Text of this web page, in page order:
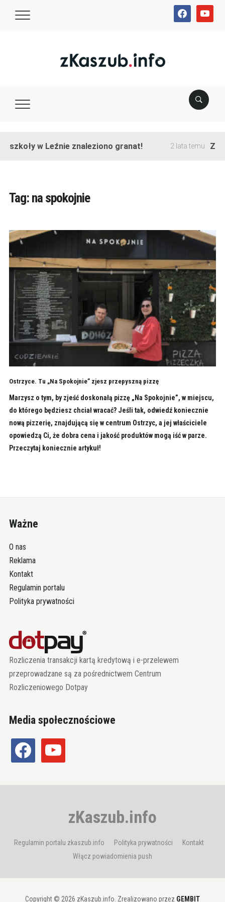
facebookyoutube
szkoły w Leźnie znaleziono granat! 2 lata temu
Tag: na spokojnie
Ostrzyce. Tu „Na Spokojnie” zjesz przepyszną pizzę
Marzysz o tym, by zjeść doskonałą pizzę „Na Spokojnie”, w miejscu,
do którego będziesz chciał wracać? Jeśli tak, odwiedź koniecznie
nową pizzerię, znajdującą się w centrum Ostrzyc, a jej właściciele
opowiedzą Ci, że dobra cena i jakość produktów mogą iść w parze.
Przeczytaj koniecznie artykuł!
Ważne
O nas
Reklama
Kontakt
Regulamin portalu
Polityka prywatności
Rozliczenia transakcji kartą kredytową i e-przelewem
przeprowadzane są za pośrednictwem Centrum
Rozliczeniowego Dotpay
Media społecznościowe
facebook youtube
zKaszub.info
Regulamin portalu zkaszub.info Polityka prywatności
Kontakt
Włącz powiadomienia push
Copyright © 2026 zKaszub.info. Zrealizowano przez GEMBIT